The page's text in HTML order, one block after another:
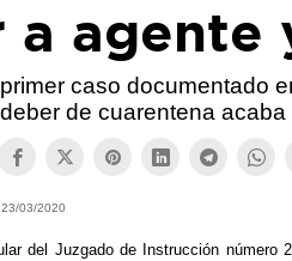
a agente
caso documentado
de cuarentena
23/03/2020
del Juzgado de Instrucción número